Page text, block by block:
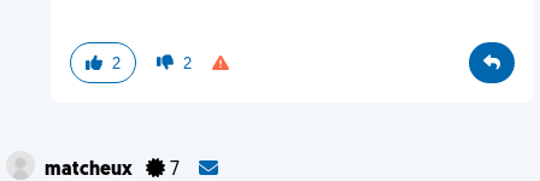
2 2
matcheux 7